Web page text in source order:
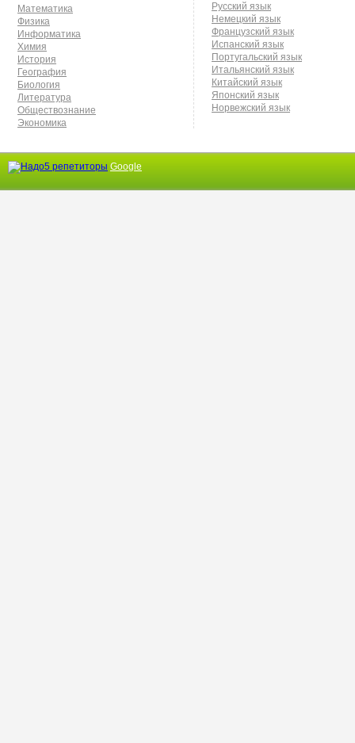
Математика
Физика
Информатика
Химия
История
География
Биология
Литература
Обществознание
Экономика
Русский язык
Немецкий язык
Французский язык
Испанский язык
Португальский язык
Итальянский язык
Китайский язык
Японский язык
Норвежский язык
Google